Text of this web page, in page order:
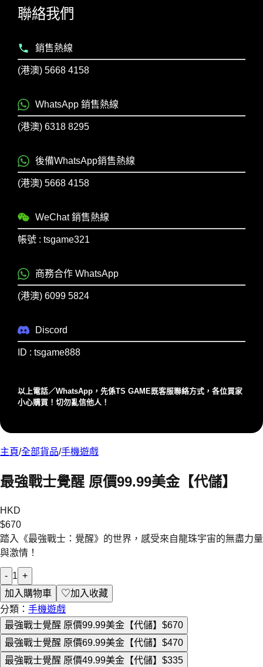
聯絡我們
銷售熱線
(港澳) 5668 4158
WhatsApp 銷售熱線
(港澳) 6318 8295
後備WhatsApp銷售熱線
(港澳) 5668 4158
WeChat 銷售熱線
帳號 : tsgame321
商務合作 WhatsApp
(港澳) 6099 5824
Discord
ID : tsgame888
以上電話／WhatsApp，先係TS GAME既客服聯絡⽅式，各位買家
⼩⼼購買！切勿亂信他⼈！
主頁/全部貨品/手機遊戲
最強戰士覺醒 原價99.99美金【代儲】
HKD
$670
踏入《最強戰士：覺醒》的世界，感受來自龍珠宇宙的無盡力量
與激情！
- 1 +
加入購物車
♡加入收藏
分類： 手機遊戲
最強戰士覺醒 原價99.99美金【代儲】 $670
最強戰士覺醒 原價69.99美金【代儲】 $470
最強戰士覺醒 原價49.99美金【代儲】 $335